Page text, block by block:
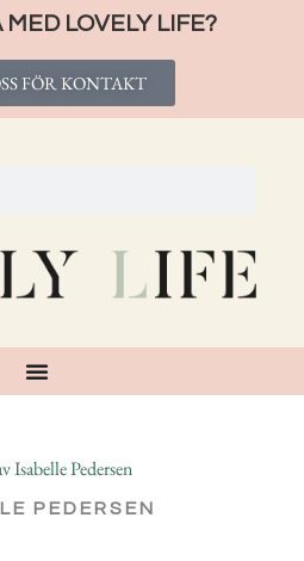
LOVELY LIFE?
FÖR KONTAKT
PEDERSEN